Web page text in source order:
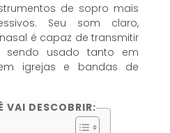
de sopro mais
Seu som claro,
é capaz de transmitir
sendo usado tanto em
igrejas e bandas de
VAI DESCOBRIR: